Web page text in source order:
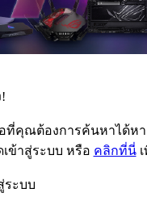
ที่คุณต้องการค้นหาได้ห
เข้าสู่ระบบ หรือ คลิกที่นี่เ
ระบบ